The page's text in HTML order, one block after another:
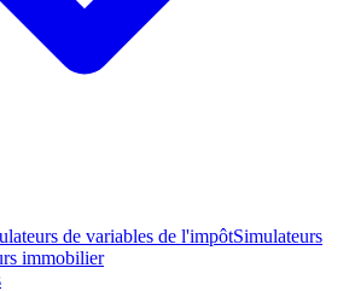
de variables de l'impôtSimulateurs
immobilier